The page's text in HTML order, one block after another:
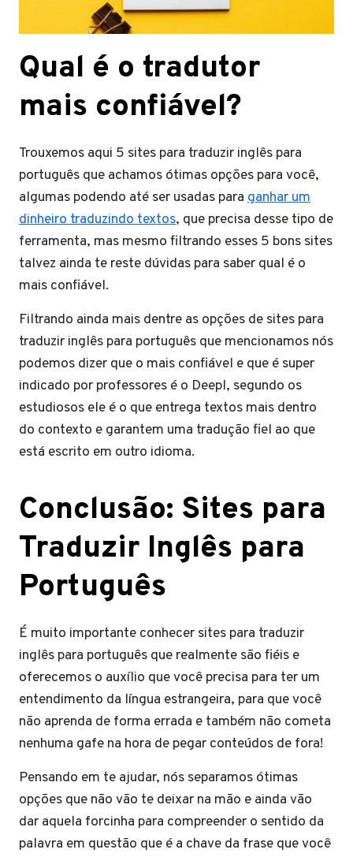
Qual é o tradutor
mais confiável?
Trouxemos aqui 5 sites para traduzir inglês para
português que achamos ótimas opções para você,
algumas podendo até ser usadas para ganhar um
dinheiro traduzindo textos, que precisa desse tipo de
ferramenta, mas mesmo filtrando esses 5 bons sites
talvez ainda te reste dúvidas para saber qual é o
mais confiável.
Filtrando ainda mais dentre as opções de sites para
traduzir inglês para português que mencionamos nós
podemos dizer que o mais confiável e que é super
indicado por professores é o Deepl, segundo os
estudiosos ele é o que entrega textos mais dentro
do contexto e garantem uma tradução fiel ao que
está escrito em outro idioma.
Conclusão: Sites para
Traduzir Inglês para
Português
É muito importante conhecer sites para traduzir
inglês para português que realmente são fiéis e
oferecemos o auxílio que você precisa para ter um
entendimento da língua estrangeira, para que você
não aprenda de forma errada e também não cometa
nenhuma gafe na hora de pegar conteúdos de fora!
Pensando em te ajudar, nós separamos ótimas
opções que não vão te deixar na mão e ainda vão
dar aquela forcinha para compreender o sentido da
palavra em questão que é a chave da frase que você